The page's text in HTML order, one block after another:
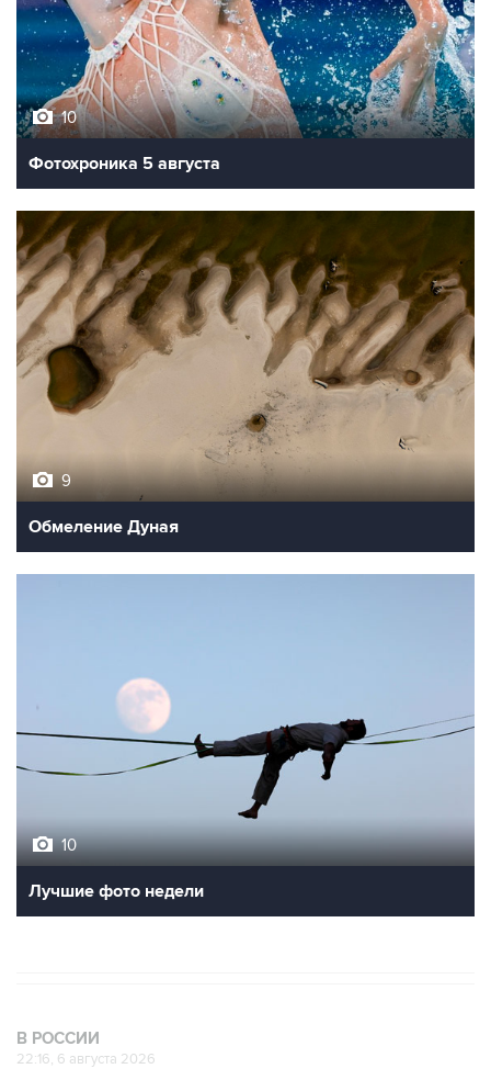
10
Фотохроника 5 августа
9
Обмеление Дуная
10
Лучшие фото недели
В РОССИИ
22:16, 6 августа 2026